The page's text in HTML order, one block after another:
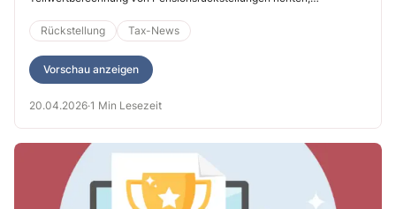
Rückstellung
Tax-News
Vorschau anzeigen
20.04.2026·1 Min Lesezeit